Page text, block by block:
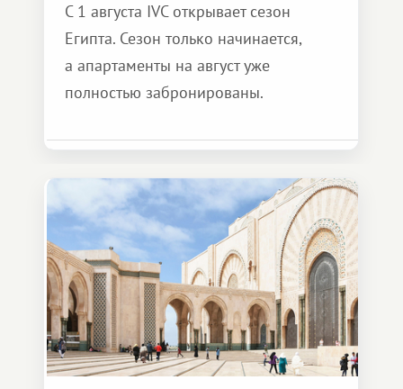
С 1 августа IVC открывает сезон
Египта. Сезон только начинается,
а апартаменты на август уже
полностью забронированы.